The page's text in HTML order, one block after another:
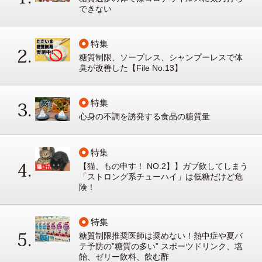
できない
特集
糖質制限、ソープレス、シャンプーレスで体
臭が改善した【File No.13】
特集
心身の不調を誘発する食品の糖質量
特集
【猫、もの申す！ NO.2】】ガブ飲してしまう
「ストロング系チューハイ」は低糖だけど危
険！
特集
糖質制限推奨医師は奨めない！熱中症や夏バ
テ予防の”糖質の多い” スポーツドリンク、塩
飴、ゼリー飲料、飲む酢